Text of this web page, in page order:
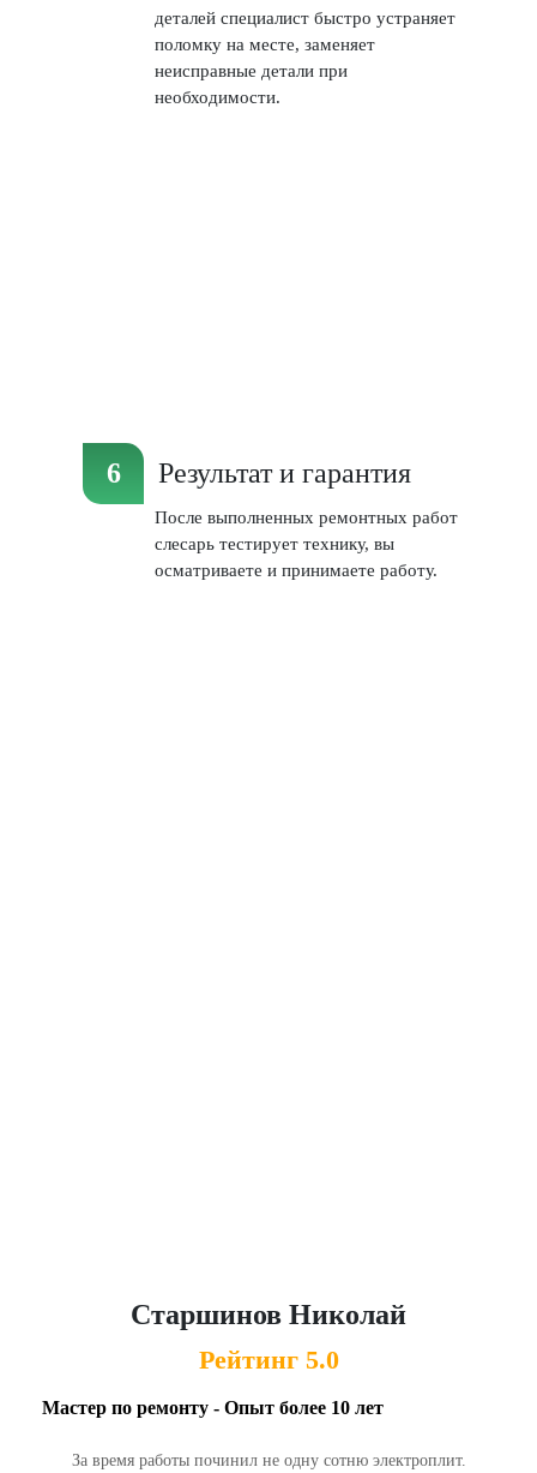
деталей специалист быстро устраняет
поломку на месте, заменяет
неисправные детали при
необходимости.
Результат и гарантия
После выполненных ремонтных работ
слесарь тестирует технику, вы
осматриваете и принимаете работу.
Старшинов Николай
Рейтинг 5.0
Мастер по ремонту - Опыт более 10 лет
За время работы починил не одну сотню электроплит.